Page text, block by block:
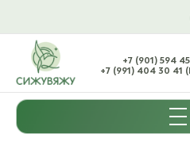
+7 (901) 594
+7 (991) 404 30